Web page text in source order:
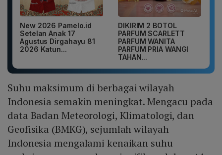
New 2026 Pamelo.id
Setelan Anak 17
Agustus Dirgahayu 81
2026 Katun...
DIKIRIM 2 BOTOL
PARFUM SCARLETT
PARFUM WANITA
PARFUM PRIA WANGI
TAHAN...
Suhu maksimum di berbagai wilayah
Indonesia semakin meningkat. Mengacu pada
data Badan Meteorologi, Klimatologi, dan
Geofisika (BMKG), sejumlah wilayah
Indonesia mengalami kenaikan suhu